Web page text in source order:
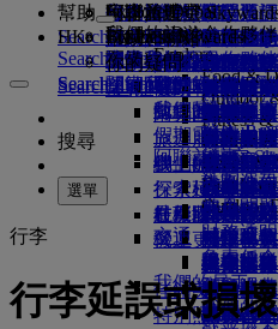
精選票價
特別優惠
行程規劃
預訂酒店
旅行團
旅遊服務
機場迎賓
link in a
杜拜轉
交通
機場接
預訂汽車
航空公
座位選擇
保留我
阿聯酋航空應
取消預訂
更改你
選擇你
升級航班
管理專
預訂無
網上辦理登機
辦理登
航班狀況
旅遊資訊
危險品
規則及
健康
旅行健
餐膳資訊
阿拉伯
品
杜拜國際機場
阿聯酋
來往各
來回機場
穿梭巴
行李資料
行李資料
托運行李
隨身行李
購買更
額外托
杜拜行
行李延誤或損
簽證和護照
尋找你的簽證要求
簽證及護照資
美國旅
阿聯酋簽證
Search flight
機艙特色
頭等客艙
商務客艙
尊尚經
經濟客艙
舒適的
機上娛樂
ice 精選
ice 直播
機上 Wi-
兒童娛樂
佳餚美饌
頭等客
你的旅程從此開始
阿聯酋航空體
專車接送
阿聯酋
季節性
非接觸
我們的貴賓室
頭等客
商務客
全球各
合作夥
付費使
Marhaba
家庭旅遊
與家人同行
計劃你的家庭
無人陪
懷孕
行李限額
兒童及
汽車安
在機場
機上
與兒童
攜嬰兒
嬰兒行
Fly Better
飛悅卓越
飛悅卓越的理
關於我們
關於我們
我們的故事
媒體中心
link in a
集團公司
安全
財務透
負責任
我們的員工
我們的
Search flight
目的地
我們的目的地
亞太地區
美洲
非洲
歐洲
中東
探索杜拜
最新目的地
赫爾辛基
杭州
峴港
深圳
Explore Dubai
Explore Dubai
Explore
Food &
Outdoor
Fitness
Culture
Beach &
Family
Outdoor
我們的旅遊合作夥伴
空中和地面合作夥伴
我們的旅遊合
澳洲航空
flydubai
阿聯酋航空
探索
探索阿聯酋航空目
航線圖
假期靈感
海灘目
大自然
歷史和
城市度假
美食家
Search flight
阿聯酋航空
加入阿聯酋航空
關於阿聯酋航
會員級別
flydubai
現金 +
電子會
我的家庭
使用哩數
補領哩數
購買哩數
賺取哩數
Business Rewards
註冊你的公司
Business
註冊你
登入
優惠
計劃運
常見問題
Search flight
幫助
幫助和聯絡
幫助和聯絡
幫助和聯絡
更改或
簽證和
意見和
行李延
杜拜接
營運更改
近期的
查詢航
特別照顧
你的疑問
常見問題
常見問題
預訂阿
我們的
我們的
特別協
行李與
準備出發
在機場
阿聯酋
Search flight
HK
搜尋
選單
行李
行李延誤或損壞